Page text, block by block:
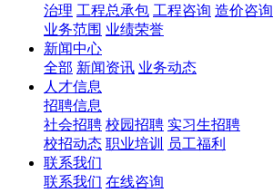
治理 工程总承包 工程咨询 造价咨询
业务范围 业绩荣誉
新闻中心
全部 新闻资讯 业务动态
人才信息
招聘信息
社会招聘 校园招聘 实习生招聘
校招动态 职业培训
员工福利
联系我们
联系我们 在线咨询